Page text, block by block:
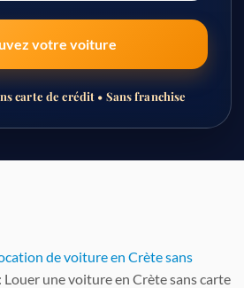
votre voiture
carte de crédit • Sans franchise
de voiture en Crète sans
une voiture en Crète sans carte